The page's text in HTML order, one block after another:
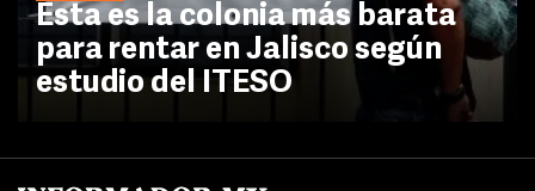
Esta es la colonia más barata
para rentar en Jalisco según
estudio del ITESO